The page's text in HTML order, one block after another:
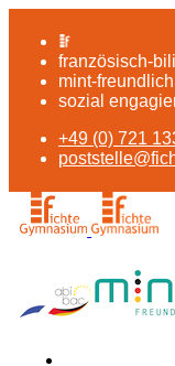
französisch-
mint-freundlich
sozial
+49 (0) 721